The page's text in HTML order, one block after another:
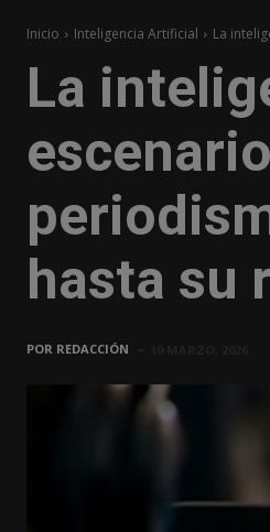
Inicio Inteligencia Artificial La
La
hasta su
POR REDACCIÓN